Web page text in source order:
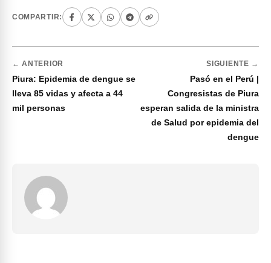
COMPARTIR:
← ANTERIOR
Piura: Epidemia de dengue se
lleva 85 vidas y afecta a 44
mil personas
SIGUIENTE →
Pasó en el Perú |
Congresistas de Piura
esperan salida de la ministra
de Salud por epidemia del
dengue